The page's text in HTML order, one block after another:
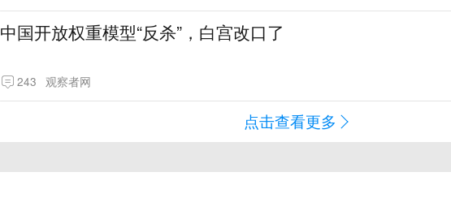
中国开放权重模型“反杀”，白宫改口了
243 观察者网
点击查看更多